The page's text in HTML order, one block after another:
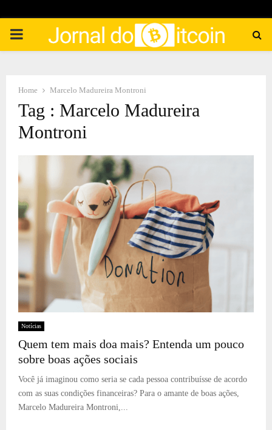
PRIMARY
Home Marcelo Madureira Montroni
Tag : Marcelo Madureira
Montroni
Notícias
Quem tem mais doa mais? Entenda um pouco
sobre boas ações sociais
Você já imaginou como seria se cada pessoa contribuísse de acordo
com as suas condições financeiras? Para o amante de boas ações,
Marcelo Madureira Montroni,...